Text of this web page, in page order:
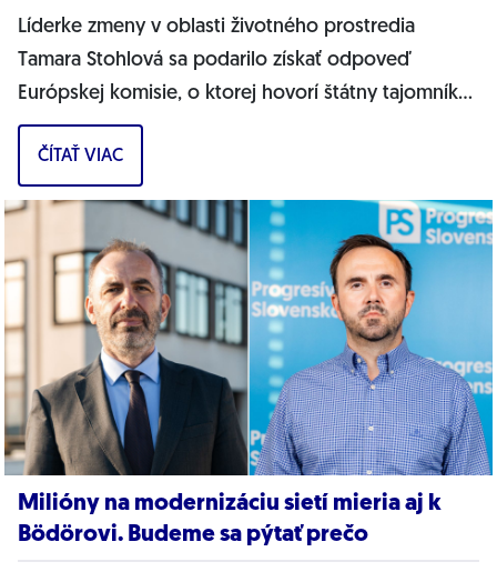
Líderke zmeny v oblasti životného prostredia
Tamara Stohlová sa podarilo získať odpoveď
Európskej komisie, o ktorej hovorí štátny tajomník
MŽP Filip Kuffa. Môžem jednoznačne...
ČÍTAŤ VIAC
Milióny na modernizáciu sietí mieria aj k
Bödörovi. Budeme sa pýtať prečo